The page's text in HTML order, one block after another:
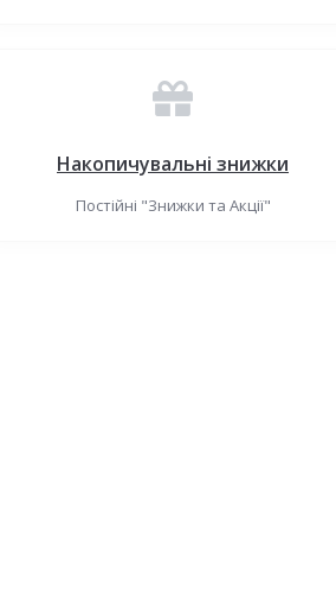
Накопичувальні знижки
Постійні "Знижки та Акції"